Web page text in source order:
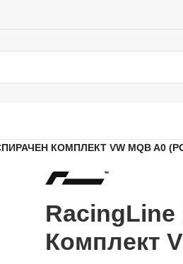
КОМПЛЕКТ VW MQB A0
Комплект